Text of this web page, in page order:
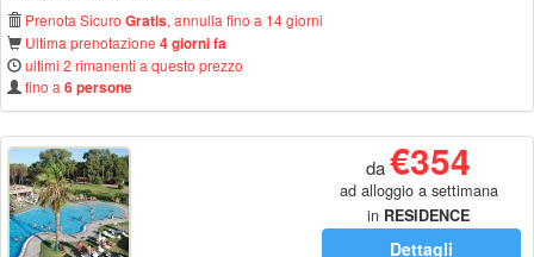
Prenota Sicuro Gratis, annulla fino a 14 giorni
Ultima prenotazione 4 giorni fa
ultimi 2 rimanenti a questo prezzo
fino a 6 persone
da€354
ad alloggio a settimana
in RESIDENCE
Dettagli